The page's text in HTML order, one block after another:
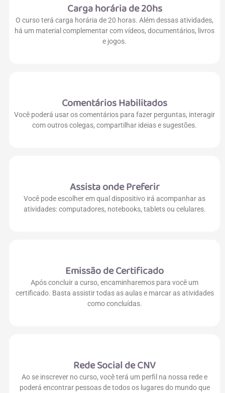
Carga horária de 20hs
O curso terá carga horária de 20 horas. Além dessas atividades,
há um material complementar com vídeos, documentários, livros
e jogos.
Comentários Habilitados
Você poderá usar os comentários para fazer perguntas, interagir
com outros colegas, compartilhar ideias e sugestões.
Assista onde Preferir
Você pode escolher em qual dispositivo irá acompanhar as
atividades: computadores, notebooks, tablets ou celulares.
Emissão de Certificado
Após concluir a curso, encaminharemos para você um
certificado. Basta assistir todas as aulas e marcar as atividades
como concluídas.
Rede Social de CNV
Ao se inscrever no curso, você terá um perfil na nossa rede e
poderá encontrar pessoas de todos os lugares do mundo que